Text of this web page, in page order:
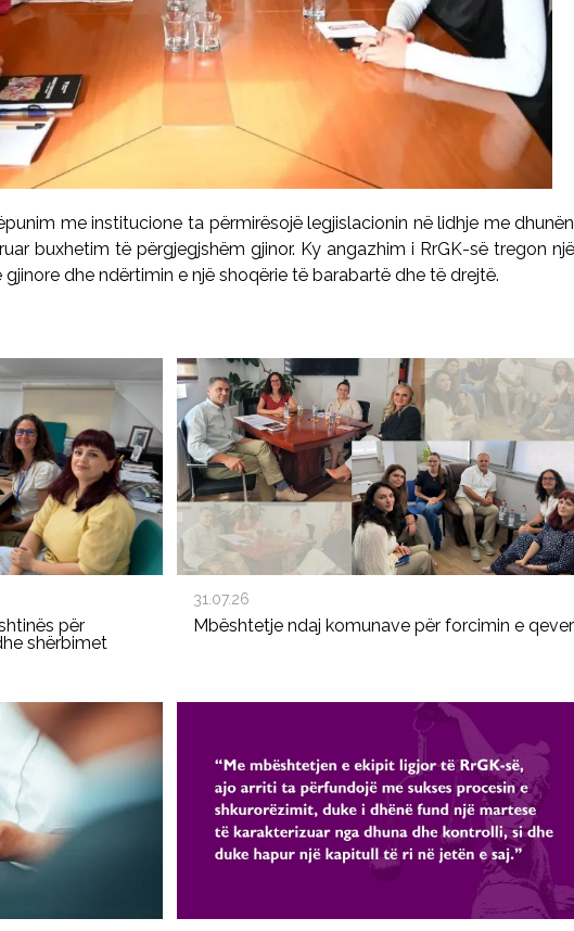
me institucione ta përmirësojë legjislacionin në lidhje me dhunën
buxhetim të përgjegjshëm gjinor. Ky angazhim i RrGK-së tregon një
dhe ndërtimin e një shoqërie të barabartë dhe të drejtë.
për
shërbimet
31.07.26
Mbështetje ndaj komunave për forcimin e